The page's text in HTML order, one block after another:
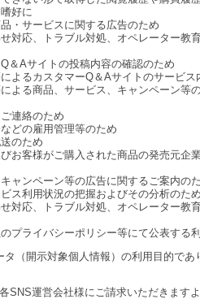
好に
・サービスに関する広告のため
対応、トラブル対処、オペレーター教
＆Aサイトの投稿内容の確認のため
よるカスタマーQ＆Aサイトのサービス
よる商品、サービス、キャンペーン等
連絡のため
どの雇用管理等のため
のため
お客様がご購入された商品の発売元企
ャンペーン等の広告に関するご案内の
ス利用状況の把握およびその分析のため
対応、トラブル対処、オペレーター教
プライバシーポリシー等にて公表する
（開示対象個人情報）の利用目的であ
運営会社様にご請求いただきます